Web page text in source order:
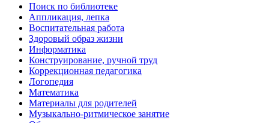
Поиск по библиотеке
Аппликация, лепка
Воспитательная работа
Здоровый образ жизни
Информатика
Конструирование, ручной труд
Коррекционная педагогика
Логопедия
Математика
Материалы для родителей
Музыкально-ритмическое занятие